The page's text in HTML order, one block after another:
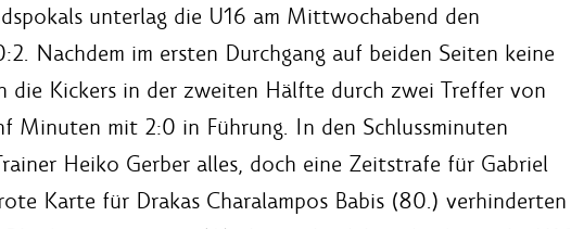
unterlag die U16 am Mittwochabend den
Nachdem im ersten Durchgang auf beiden Seiten keine
die Kickers in der zweiten Hälfte durch zwei Treffer von
Minuten mit 2:0 in Führung. In den Schlussminuten
Heiko Gerber alles, doch eine Zeitstrafe für Gabriel
Karte für Drakas Charalampos Babis (80.) verhinderten